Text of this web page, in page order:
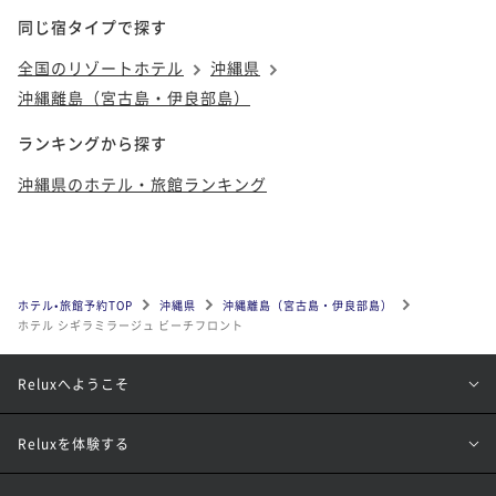
同じ宿タイプで探す
全国のリゾートホテル
沖縄県
沖縄離島（宮古島・伊良部島）
ランキングから探す
沖縄県のホテル・旅館ランキング
ホテル•旅館予約TOP 沖縄県
沖縄離島（宮古島・伊良部島）
ホテル シギラミラージュ ビーチフロント
Reluxへようこそ
Reluxを体験する